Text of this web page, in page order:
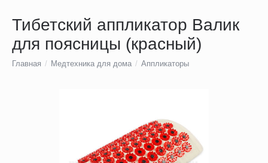
Тибетский аппликатор Валик
для поясницы (красный)
Главная / Медтехника для дома / Аппликаторы